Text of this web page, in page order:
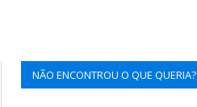
NÃO ENCONTROU O QUE QUERIA?